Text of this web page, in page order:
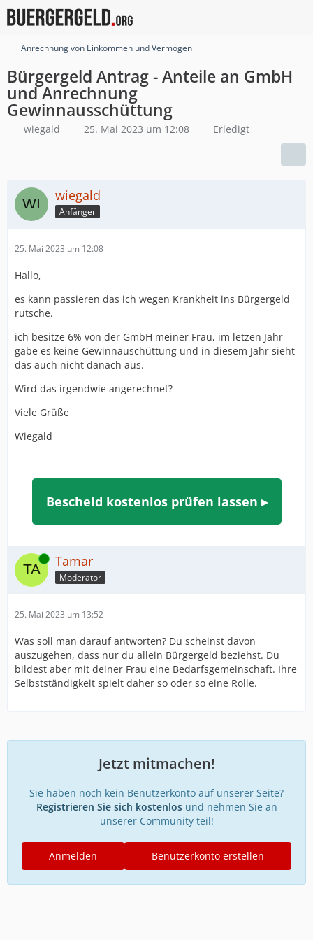
Anrechnung von Einkommen und Vermögen
Bürgergeld Antrag - Anteile an GmbH
und Anrechnung
Gewinnausschüttung
wiegald 25. Mai 2023 um 12:08 Erledigt
wiegald
Anfänger
25. Mai 2023 um 12:08
Hallo,
es kann passieren das ich wegen Krankheit ins Bürgergeld
rutsche.
ich besitze 6% von der GmbH meiner Frau, im letzen Jahr
gabe es keine Gewinnauschüttung und in diesem Jahr sieht
das auch nicht danach aus.
Wird das irgendwie angerechnet?
Viele Grüße
Wiegald
Bescheid kostenlos prüfen lassen ▸
Online Tamar
Moderator
25. Mai 2023 um 13:52
Was soll man darauf antworten? Du scheinst davon
auszugehen, dass nur du allein Bürgergeld beziehst. Du
bildest aber mit deiner Frau eine Bedarfsgemeinschaft. Ihre
Selbstständigkeit spielt daher so oder so eine Rolle.
Jetzt mitmachen!
Sie haben noch kein Benutzerkonto auf unserer Seite?
Registrieren Sie sich kostenlosund nehmen Sie an
unserer Community teil!
Benutzerkonto erstellen
Anmelden